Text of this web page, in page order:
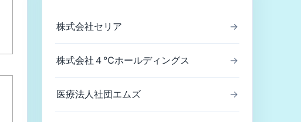
株式会社セリア →
株式会社４℃ホールディングス →
医療法人社団エムズ →